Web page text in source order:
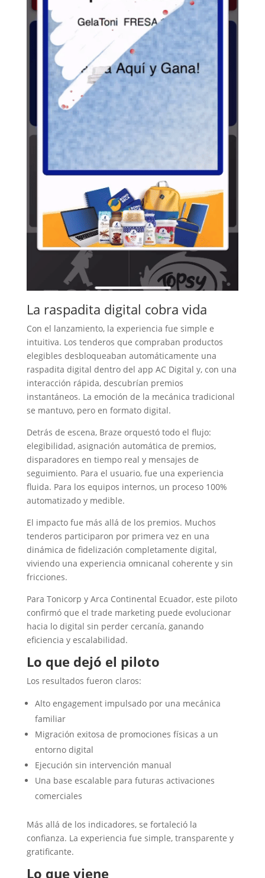
La raspadita digital cobra vida
Con el lanzamiento, la experiencia fue simple e
intuitiva. Los tenderos que compraban productos
elegibles desbloqueaban automáticamente una
raspadita digital dentro del app AC Digital y, con una
interacción rápida, descubrían premios
instantáneos. La emoción de la mecánica tradicional
se mantuvo, pero en formato digital.
Detrás de escena, Braze orquestó todo el flujo:
elegibilidad, asignación automática de premios,
disparadores en tiempo real y mensajes de
seguimiento. Para el usuario, fue una experiencia
fluida. Para los equipos internos, un proceso 100%
automatizado y medible.
El impacto fue más allá de los premios. Muchos
tenderos participaron por primera vez en una
dinámica de fidelización completamente digital,
viviendo una experiencia omnicanal coherente y sin
fricciones.
Para Tonicorp y Arca Continental Ecuador, este piloto
confirmó que el trade marketing puede evolucionar
hacia lo digital sin perder cercanía, ganando
eficiencia y escalabilidad.
Lo que dejó el piloto
Los resultados fueron claros:
Alto engagement impulsado por una mecánica
familiar
Migración exitosa de promociones físicas a un
entorno digital
Ejecución sin intervención manual
Una base escalable para futuras activaciones
comerciales
Más allá de los indicadores, se fortaleció la
confianza. La experiencia fue simple, transparente y
gratificante.
Lo que viene